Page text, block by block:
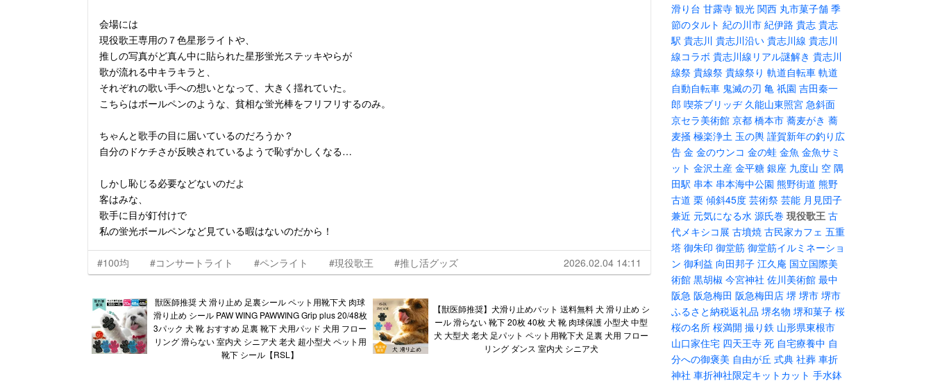
会場には
現役歌王専用の７色星形ライトや、
推しの写真がど真ん中に貼られた星形蛍光ステッキやらが
歌が流れる中キラキラと、
それぞれの歌い手への想いとなって、大きく揺れていた。
こちらはボールペンのような、貧相な蛍光棒をフリフリするのみ。
ちゃんと歌手の目に届いているのだろうか？
自分のドケチさが反映されているようで恥ずかしくなる…
しかし恥じる必要などないのだよ
客はみな、
歌手に目が釘付けで
私の蛍光ボールペンなど見ている暇はないのだから！
#100均 #コンサートライト #ペンライト #現役歌王 #推し活グッズ 2026.02.04 14:11
獣医師推奨 犬 滑り止め 足裏シール ペット用靴下犬 肉球
滑り止め シール PAW WING PAWWING Grip plus 20/48枚
3パック 犬 靴 おすすめ 足裏 靴下 犬用パッド 犬用 フロー
リング 滑らない 室内犬 シニア犬 老犬 超小型犬 ペット用
靴下 シール【RSL】
【獣医師推奨】犬滑り止めパット 送料無料 犬 滑り止め シ
ール 滑らない 靴下 20枚 40枚 犬 靴 肉球保護 小型犬 中型
犬 大型犬 老犬 足パット ペット用靴下犬 足裏 犬用 フロー
リング ダンス 室内犬 シニア犬
滑り台 甘露寺 観光 関西 丸市菓子舗 季
節のタルト 紀の川市 紀伊路 貴志 貴志
駅 貴志川 貴志川沿い 貴志川線 貴志川
線コラボ 貴志川線リアル謎解き 貴志川
線祭 貴線祭 貴線祭り 軌道自転車 軌道
自動自転車 鬼滅の刃 亀 祇園 吉田秦一
郎 喫茶ブリッヂ 久能山東照宮 急斜面
京セラ美術館 京都 橋本市 蕎麦がき 蕎
麦掻 極楽浄土 玉の輿 謹賀新年の釣り広
告 金 金のウンコ 金の蛙 金魚 金魚サミ
ット 金沢土産 金平糖 銀座 九度山 空 隅
田駅 串本 串本海中公園 熊野街道 熊野
古道 栗 傾斜45度 芸術祭 芸能 月見団子
兼近 元気になる水 源氏巻 現役歌王 古
代メキシコ展 古墳焼 古民家カフェ 五重
塔 御朱印 御堂筋 御堂筋イルミネーショ
ン 御利益 向田邦子 江久庵 国立国際美
術館 黒胡椒 今宮神社 佐川美術館 最中
阪急 阪急梅田 阪急梅田店 堺 堺市 堺市
ふるさと納税返礼品 堺名物 堺和菓子 桜
桜の名所 桜満開 撮り鉄 山形県東根市
山口家住宅 四天王寺 死 自宅療養中 自
分への御褒美 自由が丘 式典 社葬 車折
神社 車折神社限定キットカット 手水鉢